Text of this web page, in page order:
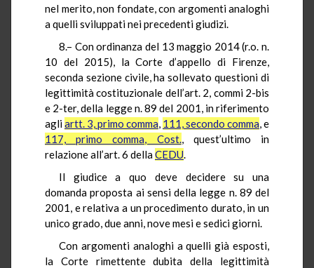
nel merito, non fondate, con argomenti analoghi
a quelli sviluppati nei precedenti giudizi.
8.– Con ordinanza del 13 maggio 2014 (r.o. n.
10 del 2015), la Corte d’appello di Firenze,
seconda sezione civile, ha sollevato questioni di
legittimità costituzionale dell’art. 2, commi 2-bis
e 2-ter, della legge n. 89 del 2001, in riferimento
agliartt. 3, primo comma, 111, secondo comma, e
117, primo comma, Cost., quest’ultimo in
relazione all’art. 6 dellaCEDU.
Il giudice a quo deve decidere su una
domanda proposta ai sensi della legge n. 89 del
2001, e relativa a un procedimento durato, in un
unico grado, due anni, nove mesi e sedici giorni.
Con argomenti analoghi a quelli già esposti,
la Corte rimettente dubita della legittimità